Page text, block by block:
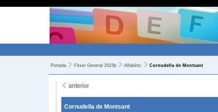
Portada Fitxer General 2015b Alfabètic Cornudella de Montsant
anterior
Cornudella de Montsant